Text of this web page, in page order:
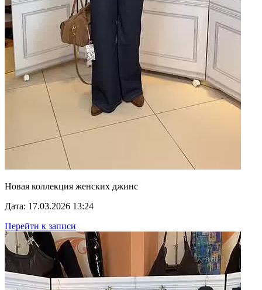
Новая коллекция женских джинс
Дата: 17.03.2026 13:24
Перейти к записи